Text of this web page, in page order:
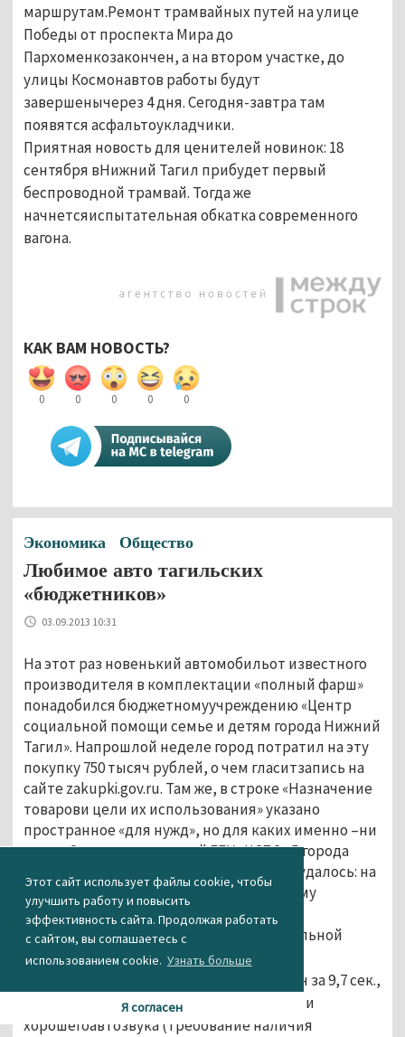
Этот сайт использует файлы cookie, чтобы
улучшить работу и повысить
эффективность сайта. Продолжая работать
с сайтом, вы соглашаетесь с
использованием cookie. Узнать больше
Я согласен
маршрутам.Ремонт трамвайных путей на улице
Победы от проспекта Мира до
Пархоменкозакончен, а на втором участке, до
улицы Космонавтов работы будут
завершенычерез 4 дня. Сегодня-завтра там
появятся асфальтоукладчики.
Приятная новость для ценителей новинок: 18
сентября вНижний Тагил прибудет первый
беспроводной трамвай. Тогда же
начнетсяиспытательная обкатка современного
вагона.
КАК ВАМ НОВОСТЬ?
0 0 0 0 0
Экономика Общество
Любимое авто тагильских
«бюджетников»
03.09.2013 10:31
На этот раз новенький автомобильот известного
производителя в комплектации «полный фарш»
понадобился бюджетномуучреждению «Центр
социальной помощи семье и детям города Нижний
Тагил». Напрошлой неделе город потратил на эту
покупку 750 тысяч рублей, о чем гласитзапись на
сайте zakupki.gov.ru. Там же, в строке «Назначение
товарови цели их использования» указано
пространное «для нужд», но для каких именно –ни
слова. От представителей ГБУ «ЦСПСиД города
Нижний Тагил» пояснений получитьне удалось: на
протяжении нескольких дней там некому
ответить на телефонныйзвонок.
Надо полагать, что нужды Центрасоциальной
помощи заключаются в жажде скорости
(максимальная скорость 203 км/ч,разгон за 9,7 сек.,
мощность двигателя – не менее 122 л.с.) и
хорошегоавтозвука (требование наличия